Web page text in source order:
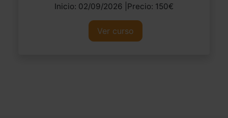
Inicio: 02/09/2026 |Precio: 150€
Ver curso